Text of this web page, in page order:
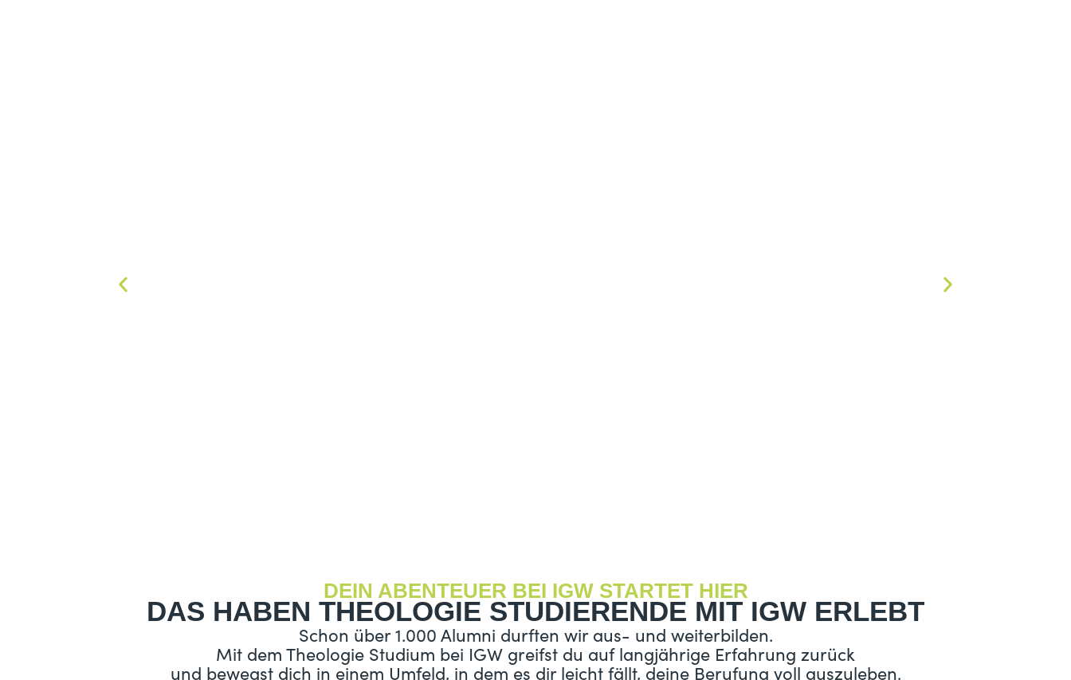
DEIN ABENTEUER BEI IGW STARTET HIER
DAS HABEN THEOLOGIE STUDIERENDE MIT IGW ERLEBT
Schon über 1.000 Alumni durften wir aus- und weiterbilden.
Mit dem Theologie Studium bei IGW greifst du auf langjährige Erfahrung zurück
und bewegst dich in einem Umfeld, in dem es dir leicht fällt, deine Berufung voll auszuleben.